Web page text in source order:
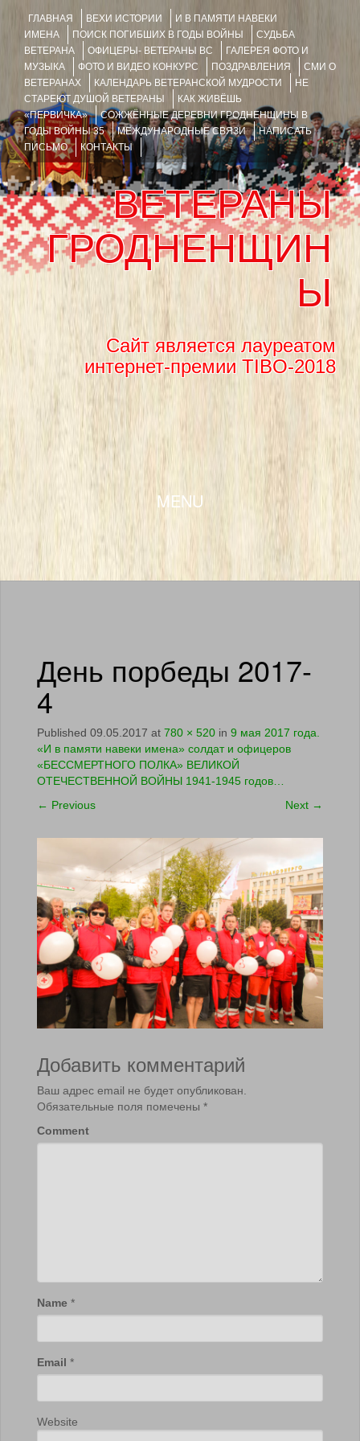
ГЛАВНАЯ ВЕХИ ИСТОРИИ
И В ПАМЯТИ НАВЕКИ
ИМЕНА
ПОИСК ПОГИБШИХ В ГОДЫ ВОЙНЫ
СУДЬБА
ВЕТЕРАНА
ОФИЦЕРЫ- ВЕТЕРАНЫ ВС
ГАЛЕРЕЯ ФОТО И
МУЗЫКА
ФОТО И ВИДЕО КОНКУРС ПОЗДРАВЛЕНИЯ
СМИ О
ВЕТЕРАНАХ
КАЛЕНДАРЬ ВЕТЕРАНСКОЙ МУДРОСТИ
НЕ
СТАРЕЮТ ДУШОЙ ВЕТЕРАНЫ
КАК ЖИВЁШЬ
«ПЕРВИЧКА»
СОЖЖЁННЫЕ ДЕРЕВНИ ГРОДНЕНЩИНЫ В
ГОДЫ ВОЙНЫ 35
МЕЖДУНАРОДНЫЕ СВЯЗИ
НАПИСАТЬ
ПИСЬМО
КОНТАКТЫ
ВЕТЕРАНЫ
ГРОДНЕНЩИН
Ы
Сайт является лауреатом
интернет-премии TIBO-2018
MENU
День порбеды 2017-
4
Published 09.05.2017 at 780 × 520 in 9 мая 2017 года.
«И в памяти навеки имена» солдат и офицеров
«БЕССМЕРТНОГО ПОЛКА» ВЕЛИКОЙ
ОТЕЧЕСТВЕННОЙ ВОЙНЫ 1941-1945 годов…
← Previous Next →
Добавить комментарий
Ваш адрес email не будет опубликован.
Обязательные поля помечены *
Comment
Name *
Email *
Website